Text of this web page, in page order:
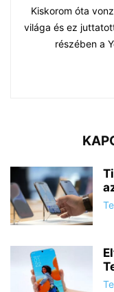
Kiskorom óta
világa és ez
részében a